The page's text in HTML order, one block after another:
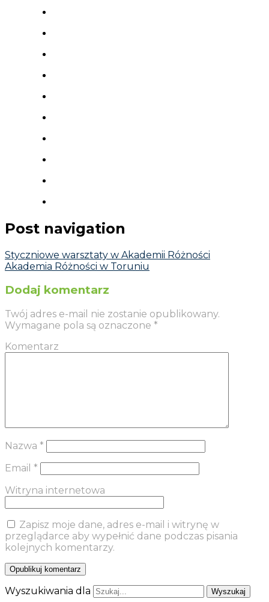
Post navigation
Styczniowe warsztaty w Akademii Różności
Akademia Różności w Toruniu
Dodaj komentarz
Twój adres e-mail nie zostanie opublikowany.
Wymagane pola są oznaczone *
Komentarz
Nazwa *
Email *
Witryna internetowa
Zapisz moje dane, adres e-mail i witrynę w
przeglądarce aby wypełnić dane podczas pisania
kolejnych komentarzy.
Wyszukiwania dla